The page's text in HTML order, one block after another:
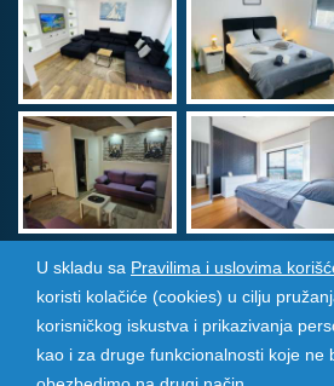
Srbija Info©2026. Sva prava
pozarevacinfo.rs
U skladu sa Pravilima i uslovima
koristi kolačiće (cookies) u cilju
korisničkog iskustva i prikazivanja
kao i za druge funkcionalnosti koje ne